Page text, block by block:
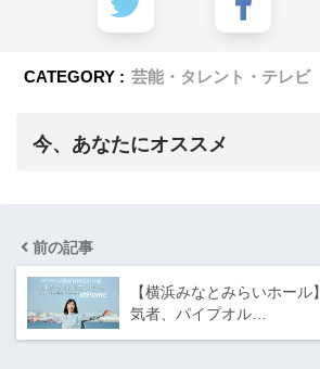
CATEGORY : 芸能・タレント・テレビ
今、あなたにオススメ
前の記事
【横浜みなとみらいホール
気者、パイプオル…